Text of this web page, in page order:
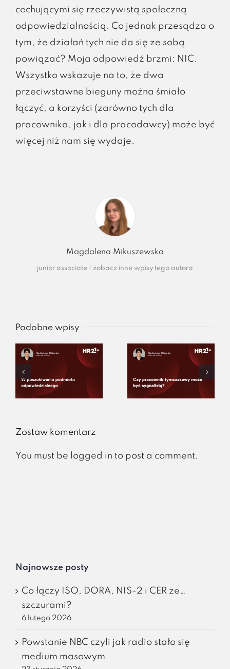
cechującymi się rzeczywistą społeczną
odpowiedzialnością. Co jednak przesądza o
tym, że działań tych nie da się ze sobą
powiązać? Moja odpowiedź brzmi: NIC.
Wszystko wskazuje na to, że dwa
przeciwstawne bieguny można śmiało
łączyć, a korzyści (zarówno tych dla
pracownika, jak i dla pracodawcy) może być
więcej niż nam się wydaje.
Magdalena Mikuszewska
junior associate zobacz inne wpisy tego autora
Podobne wpisy
Zostaw komentarz
You must be logged in to post a comment.
Najnowsze posty
Co łączy ISO, DORA, NIS-2 i CER ze…
szczurami?
6 lutego 2026
Powstanie NBC czyli jak radio stało się
medium masowym